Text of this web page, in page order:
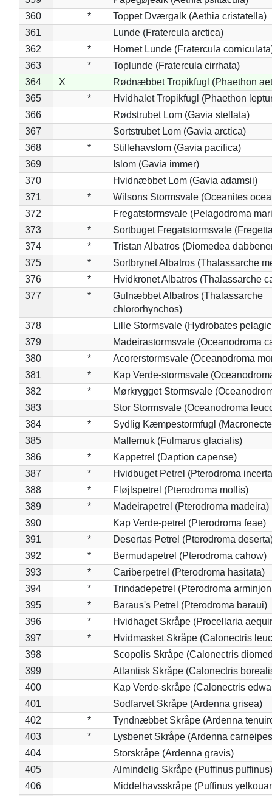
360
*
Toppet Dværgalk (Aethia cristatella)
361
Lunde (Fratercula arctica)
362
*
Hornet Lunde (Fratercula
363
*
Toplunde (Fratercula cirrhata)
364
X
Rødnæbbet Tropikfugl (Phaethon
365
*
Hvidhalet Tropikfugl (Phaethon
366
Rødstrubet Lom (Gavia stellata)
367
Sortstrubet Lom (Gavia arctica)
368
*
Stillehavslom (Gavia pacifica)
369
Islom (Gavia immer)
370
Hvidnæbbet Lom (Gavia adamsii)
371
*
Wilsons Stormsvale (Oceanites
372
Fregatstormsvale (Pelagodroma
373
*
Sortbuget Fregatstormsvale
374
*
Tristan Albatros (Diomedea
375
*
Sortbrynet Albatros (Thalassarche
376
*
Hvidkronet Albatros (Thalassarche
377
*
Gulnæbbet Albatros (Thalassarche
chlororhynchos)
378
Lille Stormsvale (Hydrobates
379
Madeirastormsvale (Oceanodroma
380
*
Acorerstormsvale (Oceanodroma
381
*
Kap Verde-stormsvale
382
*
Mørkrygget Stormsvale
383
Stor Stormsvale (Oceanodroma
384
*
Sydlig Kæmpestormfugl
385
Mallemuk (Fulmarus glacialis)
386
*
Kappetrel (Daption capense)
387
*
Hvidbuget Petrel (Pterodroma
388
*
Fløjlspetrel (Pterodroma mollis)
389
*
Madeirapetrel (Pterodroma madeira)
390
Kap Verde-petrel (Pterodroma feae)
391
*
Desertas Petrel (Pterodroma
392
*
Bermudapetrel (Pterodroma cahow)
393
*
Cariberpetrel (Pterodroma hasitata)
394
*
Trindadepetrel (Pterodroma
395
*
Baraus's Petrel (Pterodroma baraui)
396
*
Hvidhaget Skråpe (Procellaria
397
*
Hvidmasket Skråpe (Calonectris
398
Scopolis Skråpe (Calonectris
399
Atlantisk Skråpe (Calonectris
400
Kap Verde-skråpe (Calonectris
401
Sodfarvet Skråpe (Ardenna grisea)
402
*
Tyndnæbbet Skråpe (Ardenna
403
*
Lysbenet Skråpe (Ardenna
404
Storskråpe (Ardenna gravis)
405
Almindelig Skråpe (Puffinus puffinus)
406
Middelhavsskråpe (Puffinus